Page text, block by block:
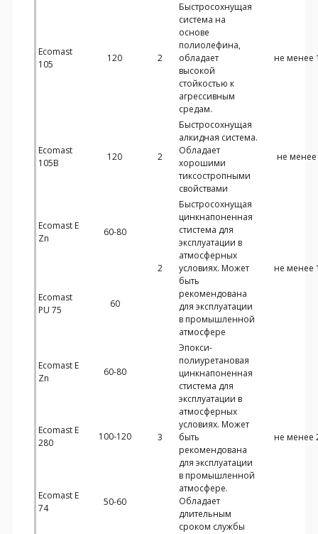
Ecomast
105
120 2
Быстросохнущая
система на
основе
полиолефина,
обладает
высокой
стойкостью к
агрессивным
средам.
не менее
Ecomast
105B
120 2
Быстросохнущая
алкидная система.
Обладает
хорошими
тиксостропными
свойствами
не менее
Ecomast E
Zn
60-80
2
Быстросохнущая
цинкнапоненная
стистема для
эксплуатации в
атмосферных
условиях. Может
быть
рекомендована
для эксплуатации
в промышленной
атмосфере
не менее
Ecomast
PU 75
60
Ecomast E
Zn
60-80
3
Эпокси-
полиуретановая
цинкнапоненная
стистема для
эксплуатации в
атмосферных
условиях. Может
быть
рекомендована
для эксплуатации
в промышленной
атмосфере.
Обладает
длительным
сроком службы
не менее
Ecomast E
280
100-120
Ecomast E
74
50-60